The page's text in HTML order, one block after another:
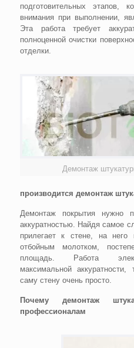
подготовительных этапов,
внимания при выполнении,
Эта работа требует
полноценной очистки
отделки.
Демонтаж
производится демонтаж
Демонтаж покрытия нужно
аккуратностью. Найдя самое
прилегает к стене, на него
отбойным молотком,
площадь. Работа
максимальной
саму стену очень просто.
Почему демонтаж
профессионалам